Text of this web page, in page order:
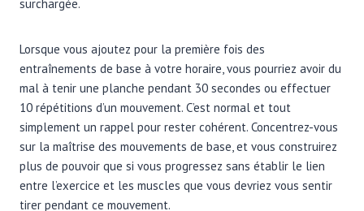
surchargée.
Lorsque vous ajoutez pour la première fois des
entraînements de base à votre horaire, vous pourriez avoir du
mal à tenir une planche pendant 30 secondes ou effectuer
10 répétitions d’un mouvement. C’est normal et tout
simplement un rappel pour rester cohérent. Concentrez-vous
sur la maîtrise des mouvements de base, et vous construirez
plus de pouvoir que si vous progressez sans établir le lien
entre l’exercice et les muscles que vous devriez vous sentir
tirer pendant ce mouvement.